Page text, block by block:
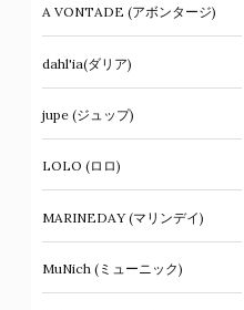
A VONTADE (アボンタージ)
dahl'ia(ダリア)
jupe (ジュップ)
LOLO (ロロ)
MARINEDAY (マリンデイ)
MuNich (ミューニック)